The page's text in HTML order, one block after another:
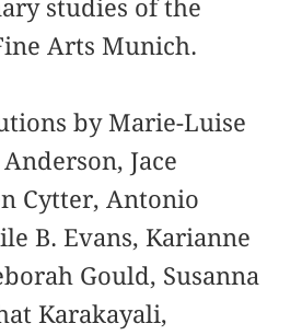
studies of the
Arts Munich.
by Marie-Luise
Jace
Cytter, Antonio
B. Evans, Karianne
Gould, Susanna
Karakayali,